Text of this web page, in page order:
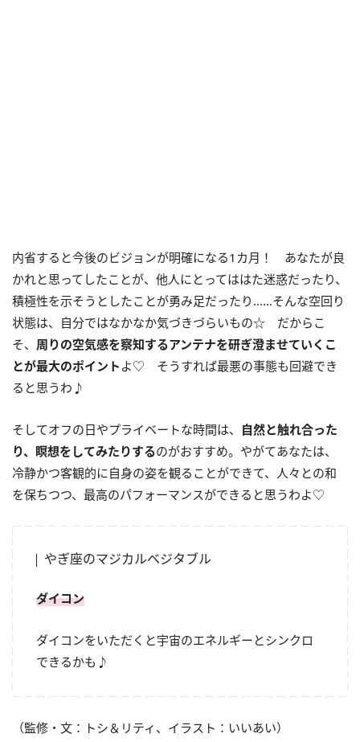
内省すると今後のビジョンが明確になる1カ月！ あなたが良
かれと思ってしたことが、他人にとってははた迷惑だったり、
積極性を示そうとしたことが勇み足だったり……そんな空回り
状態は、自分ではなかなか気づきづらいもの☆ だからこ
そ、 周りの空気感を察知するアンテナを研ぎ澄ませていくこ
とが最大のポイント よ♡ そうすれば最悪の事態も回避でき
ると思うわ♪
そしてオフの日やプライベートな時間は、 自然と触れ合った
り、瞑想をしてみたりするのがおすすめ。やがてあなたは、
冷静かつ客観的に自身の姿を観ることができて、人々との和
を保ちつつ、最高のパフォーマンスができると思うわよ♡
やぎ座のマジカルベジタブル
ダイコン
ダイコンをいただくと宇宙のエネルギーとシンクロ
できるかも♪
（監修・文：トシ＆リティ、イラスト：いいあい）